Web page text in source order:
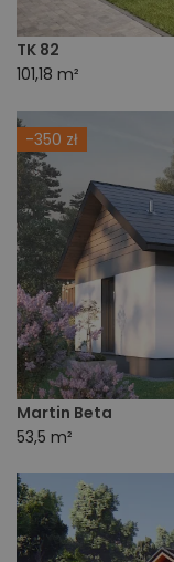
TK 82
101,18 m²
-350 zł
Martin Beta
53,5 m²